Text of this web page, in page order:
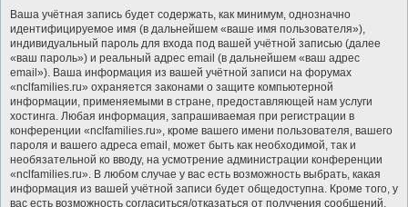
Ваша учётная запись будет содержать, как минимум, однозначно
идентифицируемое имя (в дальнейшем «ваше имя пользователя»),
индивидуальный пароль для входа под вашей учётной записью (далее
«ваш пароль») и реальный адрес email (в дальнейшем «ваш адрес
email»). Ваша информация из вашей учётной записи на форумах
«nclfamilies.ru» охраняется законами о защите компьютерной
информации, применяемыми в стране, предоставляющей нам услуги
хостинга. Любая информация, запрашиваемая при регистрации в
конференции «nclfamilies.ru», кроме вашего имени пользователя, вашего
пароля и вашего адреса email, может быть как необходимой, так и
необязательной ко вводу, на усмотрение администрации конференции
«nclfamilies.ru». В любом случае у вас есть возможность выбрать, какая
информация из вашей учётной записи будет общедоступна. Кроме того, у
вас есть возможность согласиться/отказаться от получения сообщений,